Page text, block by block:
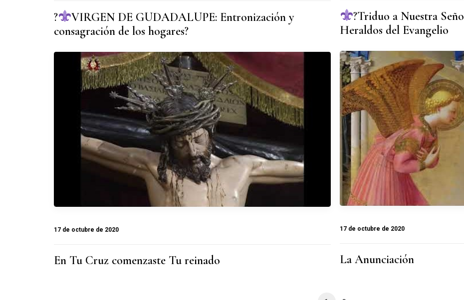
?Triduo a Nuestra
Heraldos del Evangelio
?
VIRGEN DE GUDADALUPE: Entronización y
consagración de los hogares?
17 de octubre de 2020
La Anunciación
17 de octubre de 2020
En Tu Cruz comenzaste Tu reinado